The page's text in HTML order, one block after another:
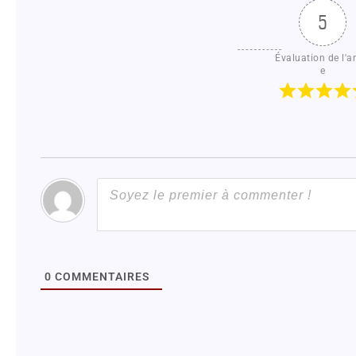
5
Évaluation de
e
0 COMMENTAIRES